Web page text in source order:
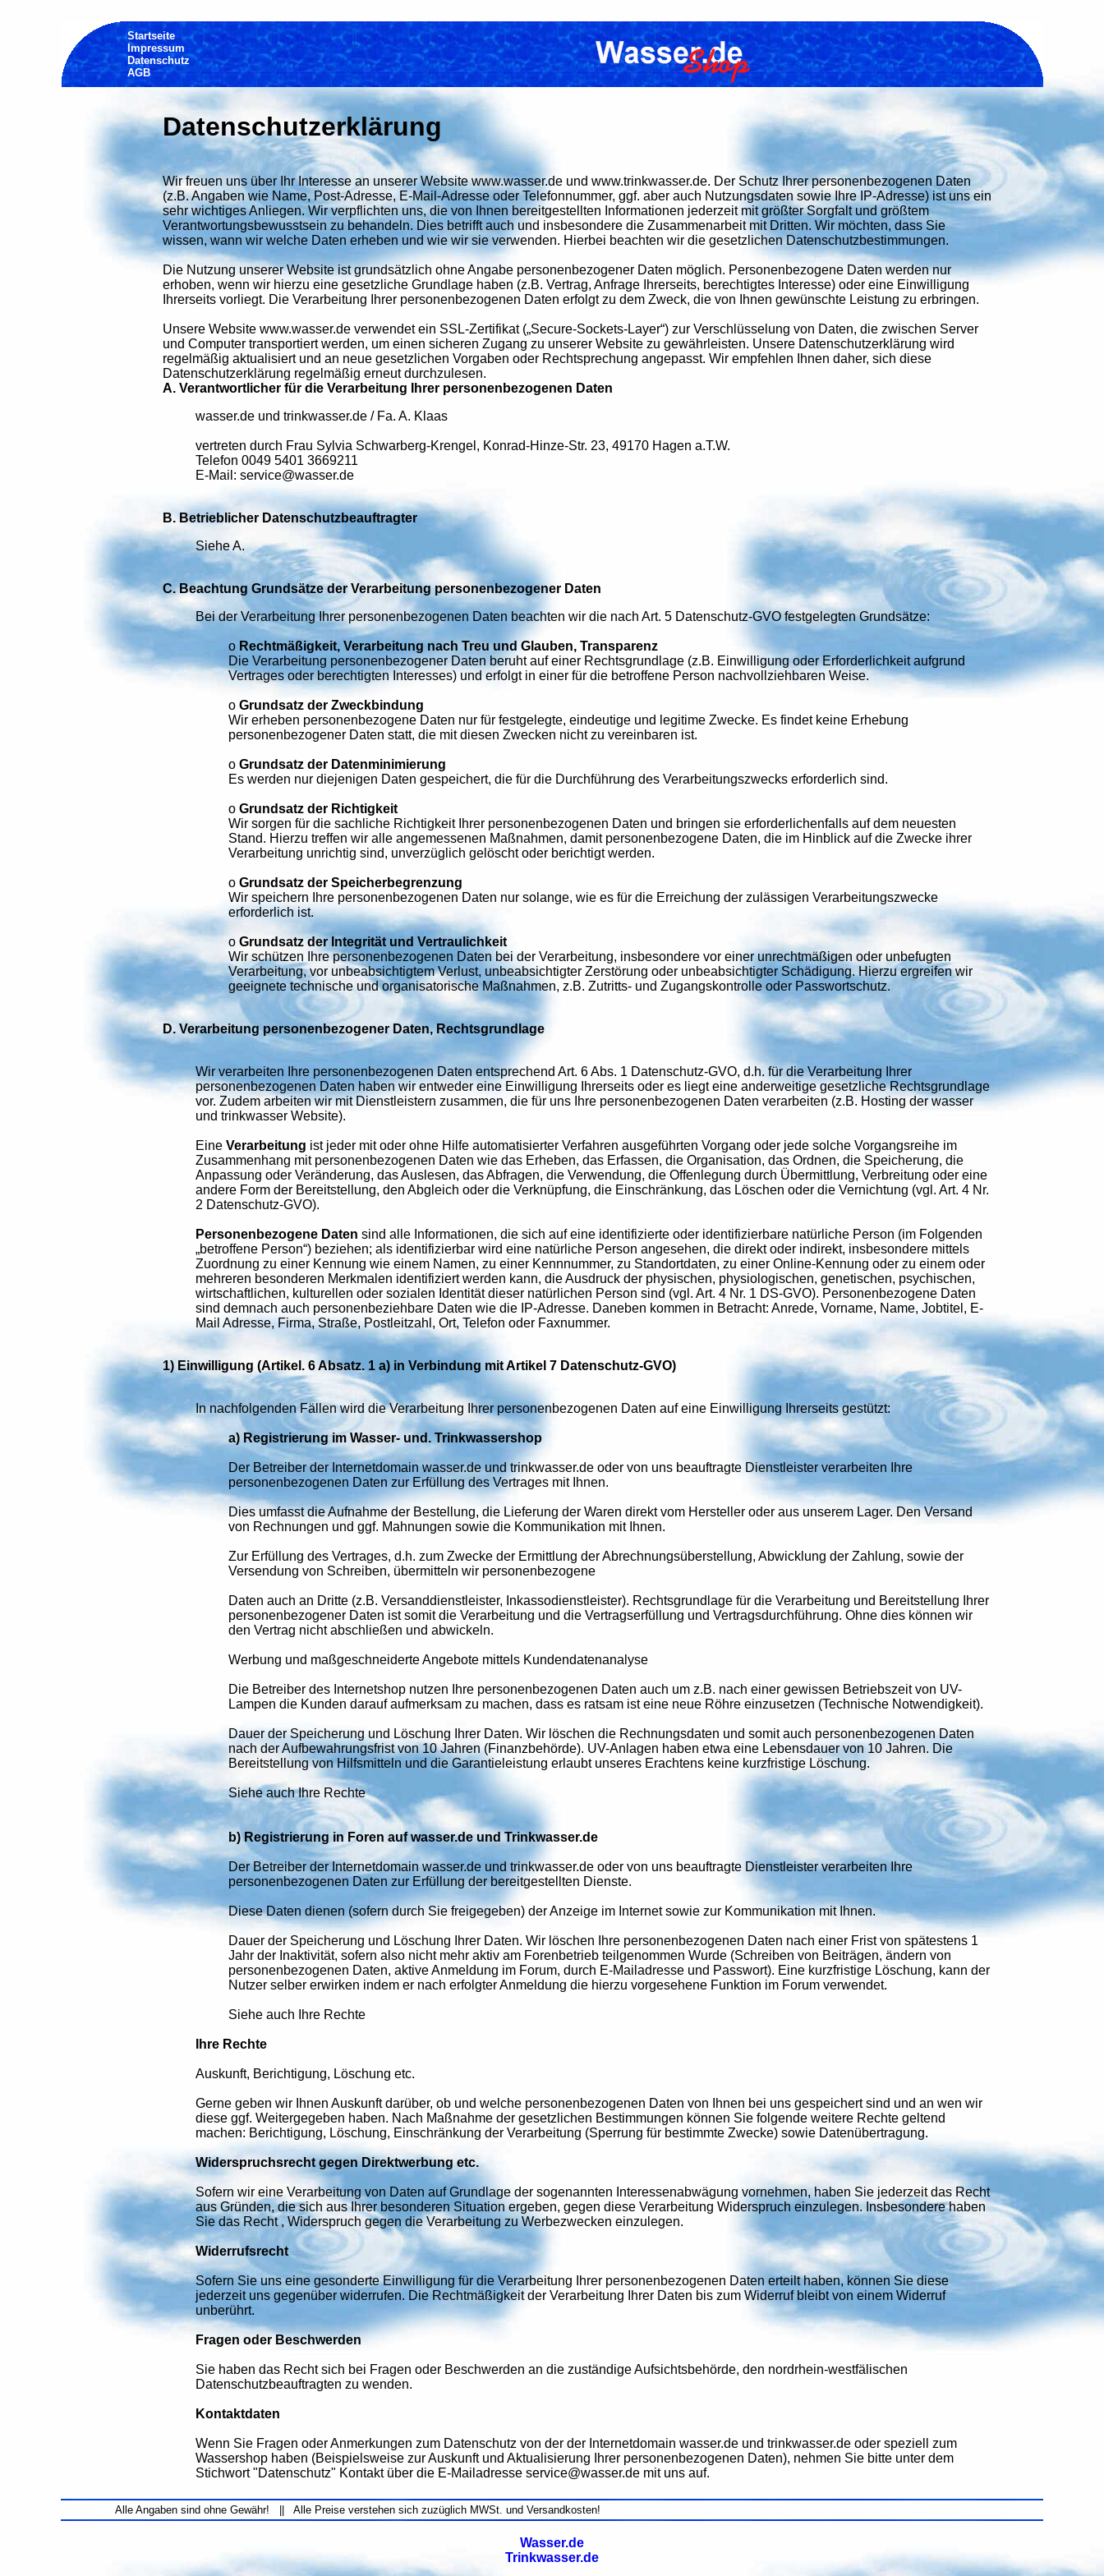
Startseite
Impressum
Datenschutz
AGB
Datenschutzerklärung
Wir freuen uns über Ihr Interesse an unserer Website www.wasser.de und www.trinkwasser.de. Der Schutz Ihrer personenbezogenen Daten
(z.B. Angaben wie Name, Post-Adresse, E-Mail-Adresse oder Telefonnummer, ggf. aber auch Nutzungsdaten sowie Ihre IP-Adresse) ist uns ein
sehr wichtiges Anliegen. Wir verpflichten uns, die von Ihnen bereitgestellten Informationen jederzeit mit größter Sorgfalt und größtem
Verantwortungsbewusstsein zu behandeln. Dies betrifft auch und insbesondere die Zusammenarbeit mit Dritten. Wir möchten, dass Sie
wissen, wann wir welche Daten erheben und wie wir sie verwenden. Hierbei beachten wir die gesetzlichen Datenschutzbestimmungen.
Die Nutzung unserer Website ist grundsätzlich ohne Angabe personenbezogener Daten möglich. Personenbezogene Daten werden nur
erhoben, wenn wir hierzu eine gesetzliche Grundlage haben (z.B. Vertrag, Anfrage Ihrerseits, berechtigtes Interesse) oder eine Einwilligung
Ihrerseits vorliegt. Die Verarbeitung Ihrer personenbezogenen Daten erfolgt zu dem Zweck, die von Ihnen gewünschte Leistung zu erbringen.
Unsere Website www.wasser.de verwendet ein SSL-Zertifikat („Secure-Sockets-Layer“) zur Verschlüsselung von Daten, die zwischen Server
und Computer transportiert werden, um einen sicheren Zugang zu unserer Website zu gewährleisten. Unsere Datenschutzerklärung wird
regelmäßig aktualisiert und an neue gesetzlichen Vorgaben oder Rechtsprechung angepasst. Wir empfehlen Ihnen daher, sich diese
Datenschutzerklärung regelmäßig erneut durchzulesen.
A. Verantwortlicher für die Verarbeitung Ihrer personenbezogenen Daten
wasser.de und trinkwasser.de / Fa. A. Klaas
vertreten durch Frau Sylvia Schwarberg-Krengel, Konrad-Hinze-Str. 23, 49170 Hagen a.T.W.
Telefon 0049 5401 3669211
E-Mail: service@wasser.de
B. Betrieblicher Datenschutzbeauftragter
Siehe A.
C. Beachtung Grundsätze der Verarbeitung personenbezogener Daten
Bei der Verarbeitung Ihrer personenbezogenen Daten beachten wir die nach Art. 5 Datenschutz-GVO festgelegten Grundsätze:
o Rechtmäßigkeit, Verarbeitung nach Treu und Glauben, Transparenz
Die Verarbeitung personenbezogener Daten beruht auf einer Rechtsgrundlage (z.B. Einwilligung oder Erforderlichkeit aufgrund
Vertrages oder berechtigten Interesses) und erfolgt in einer für die betroffene Person nachvollziehbaren Weise.
o Grundsatz der Zweckbindung
Wir erheben personenbezogene Daten nur für festgelegte, eindeutige und legitime Zwecke. Es findet keine Erhebung
personenbezogener Daten statt, die mit diesen Zwecken nicht zu vereinbaren ist.
o Grundsatz der Datenminimierung
Es werden nur diejenigen Daten gespeichert, die für die Durchführung des Verarbeitungszwecks erforderlich sind.
o Grundsatz der Richtigkeit
Wir sorgen für die sachliche Richtigkeit Ihrer personenbezogenen Daten und bringen sie erforderlichenfalls auf dem neuesten
Stand. Hierzu treffen wir alle angemessenen Maßnahmen, damit personenbezogene Daten, die im Hinblick auf die Zwecke ihrer
Verarbeitung unrichtig sind, unverzüglich gelöscht oder berichtigt werden.
o Grundsatz der Speicherbegrenzung
Wir speichern Ihre personenbezogenen Daten nur solange, wie es für die Erreichung der zulässigen Verarbeitungszwecke
erforderlich ist.
o Grundsatz der Integrität und Vertraulichkeit
Wir schützen Ihre personenbezogenen Daten bei der Verarbeitung, insbesondere vor einer unrechtmäßigen oder unbefugten
Verarbeitung, vor unbeabsichtigtem Verlust, unbeabsichtigter Zerstörung oder unbeabsichtigter Schädigung. Hierzu ergreifen wir
geeignete technische und organisatorische Maßnahmen, z.B. Zutritts- und Zugangskontrolle oder Passwortschutz.
D. Verarbeitung personenbezogener Daten, Rechtsgrundlage
Wir verarbeiten Ihre personenbezogenen Daten entsprechend Art. 6 Abs. 1 Datenschutz-GVO, d.h. für die Verarbeitung Ihrer
personenbezogenen Daten haben wir entweder eine Einwilligung Ihrerseits oder es liegt eine anderweitige gesetzliche Rechtsgrundlage
vor. Zudem arbeiten wir mit Dienstleistern zusammen, die für uns Ihre personenbezogenen Daten verarbeiten (z.B. Hosting der wasser
und trinkwasser Website).
Eine Verarbeitung ist jeder mit oder ohne Hilfe automatisierter Verfahren ausgeführten Vorgang oder jede solche Vorgangsreihe im
Zusammenhang mit personenbezogenen Daten wie das Erheben, das Erfassen, die Organisation, das Ordnen, die Speicherung, die
Anpassung oder Veränderung, das Auslesen, das Abfragen, die Verwendung, die Offenlegung durch Übermittlung, Verbreitung oder eine
andere Form der Bereitstellung, den Abgleich oder die Verknüpfung, die Einschränkung, das Löschen oder die Vernichtung (vgl. Art. 4 Nr.
2 Datenschutz-GVO).
Personenbezogene Daten sind alle Informationen, die sich auf eine identifizierte oder identifizierbare natürliche Person (im Folgenden
„betroffene Person“) beziehen; als identifizierbar wird eine natürliche Person angesehen, die direkt oder indirekt, insbesondere mittels
Zuordnung zu einer Kennung wie einem Namen, zu einer Kennnummer, zu Standortdaten, zu einer Online-Kennung oder zu einem oder
mehreren besonderen Merkmalen identifiziert werden kann, die Ausdruck der physischen, physiologischen, genetischen, psychischen,
wirtschaftlichen, kulturellen oder sozialen Identität dieser natürlichen Person sind (vgl. Art. 4 Nr. 1 DS-GVO). Personenbezogene Daten
sind demnach auch personenbeziehbare Daten wie die IP-Adresse. Daneben kommen in Betracht: Anrede, Vorname, Name, Jobtitel, E-
Mail Adresse, Firma, Straße, Postleitzahl, Ort, Telefon oder Faxnummer.
1) Einwilligung (Artikel. 6 Absatz. 1 a) in Verbindung mit Artikel 7 Datenschutz-GVO)
In nachfolgenden Fällen wird die Verarbeitung Ihrer personenbezogenen Daten auf eine Einwilligung Ihrerseits gestützt:
a) Registrierung im Wasser- und. Trinkwassershop
Der Betreiber der Internetdomain wasser.de und trinkwasser.de oder von uns beauftragte Dienstleister verarbeiten Ihre
personenbezogenen Daten zur Erfüllung des Vertrages mit Ihnen.
Dies umfasst die Aufnahme der Bestellung, die Lieferung der Waren direkt vom Hersteller oder aus unserem Lager. Den Versand
von Rechnungen und ggf. Mahnungen sowie die Kommunikation mit Ihnen.
Zur Erfüllung des Vertrages, d.h. zum Zwecke der Ermittlung der Abrechnungsüberstellung, Abwicklung der Zahlung, sowie der
Versendung von Schreiben, übermitteln wir personenbezogene
Daten auch an Dritte (z.B. Versanddienstleister, Inkassodienstleister). Rechtsgrundlage für die Verarbeitung und Bereitstellung Ihrer
personenbezogener Daten ist somit die Verarbeitung und die Vertragserfüllung und Vertragsdurchführung. Ohne dies können wir
den Vertrag nicht abschließen und abwickeln.
Werbung und maßgeschneiderte Angebote mittels Kundendatenanalyse
Die Betreiber des Internetshop nutzen Ihre personenbezogenen Daten auch um z.B. nach einer gewissen Betriebszeit von UV-
Lampen die Kunden darauf aufmerksam zu machen, dass es ratsam ist eine neue Röhre einzusetzen (Technische Notwendigkeit).
Dauer der Speicherung und Löschung Ihrer Daten. Wir löschen die Rechnungsdaten und somit auch personenbezogenen Daten
nach der Aufbewahrungsfrist von 10 Jahren (Finanzbehörde). UV-Anlagen haben etwa eine Lebensdauer von 10 Jahren. Die
Bereitstellung von Hilfsmitteln und die Garantieleistung erlaubt unseres Erachtens keine kurzfristige Löschung.
Siehe auch Ihre Rechte
b) Registrierung in Foren auf wasser.de und Trinkwasser.de
Der Betreiber der Internetdomain wasser.de und trinkwasser.de oder von uns beauftragte Dienstleister verarbeiten Ihre
personenbezogenen Daten zur Erfüllung der bereitgestellten Dienste.
Diese Daten dienen (sofern durch Sie freigegeben) der Anzeige im Internet sowie zur Kommunikation mit Ihnen.
Dauer der Speicherung und Löschung Ihrer Daten. Wir löschen Ihre personenbezogenen Daten nach einer Frist von spätestens 1
Jahr der Inaktivität, sofern also nicht mehr aktiv am Forenbetrieb teilgenommen Wurde (Schreiben von Beiträgen, ändern von
personenbezogenen Daten, aktive Anmeldung im Forum, durch E-Mailadresse und Passwort). Eine kurzfristige Löschung, kann der
Nutzer selber erwirken indem er nach erfolgter Anmeldung die hierzu vorgesehene Funktion im Forum verwendet.
Siehe auch Ihre Rechte
Ihre Rechte
Auskunft, Berichtigung, Löschung etc.
Gerne geben wir Ihnen Auskunft darüber, ob und welche personenbezogenen Daten von Ihnen bei uns gespeichert sind und an wen wir
diese ggf. Weitergegeben haben. Nach Maßnahme der gesetzlichen Bestimmungen können Sie folgende weitere Rechte geltend
machen: Berichtigung, Löschung, Einschränkung der Verarbeitung (Sperrung für bestimmte Zwecke) sowie Datenübertragung.
Widerspruchsrecht gegen Direktwerbung etc.
Sofern wir eine Verarbeitung von Daten auf Grundlage der sogenannten Interessenabwägung vornehmen, haben Sie jederzeit das Recht
aus Gründen, die sich aus Ihrer besonderen Situation ergeben, gegen diese Verarbeitung Widerspruch einzulegen. Insbesondere haben
Sie das Recht , Widerspruch gegen die Verarbeitung zu Werbezwecken einzulegen.
Widerrufsrecht
Sofern Sie uns eine gesonderte Einwilligung für die Verarbeitung Ihrer personenbezogenen Daten erteilt haben, können Sie diese
jederzeit uns gegenüber widerrufen. Die Rechtmäßigkeit der Verarbeitung Ihrer Daten bis zum Widerruf bleibt von einem Widerruf
unberührt.
Fragen oder Beschwerden
Sie haben das Recht sich bei Fragen oder Beschwerden an die zuständige Aufsichtsbehörde, den nordrhein-westfälischen
Datenschutzbeauftragten zu wenden.
Kontaktdaten
Wenn Sie Fragen oder Anmerkungen zum Datenschutz von der der Internetdomain wasser.de und trinkwasser.de oder speziell zum
Wassershop haben (Beispielsweise zur Auskunft und Aktualisierung Ihrer personenbezogenen Daten), nehmen Sie bitte unter dem
Stichwort "Datenschutz" Kontakt über die E-Mailadresse service@wasser.de mit uns auf.
Alle Angaben sind ohne Gewähr! || Alle Preise verstehen sich zuzüglich MWSt. und Versandkosten!
Wasser.de
Trinkwasser.de